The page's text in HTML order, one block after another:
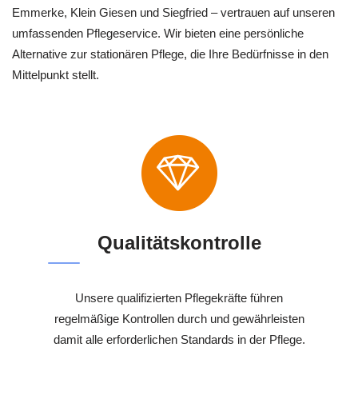
Emmerke, Klein Giesen und Siegfried – vertrauen auf unseren
umfassenden Pflegeservice. Wir bieten eine persönliche
Alternative zur stationären Pflege, die Ihre Bedürfnisse in den
Mittelpunkt stellt.
Qualitätskontrolle
Unsere qualifizierten Pflegekräfte führen
regelmäßige Kontrollen durch und gewährleisten
damit alle erforderlichen Standards in der Pflege.